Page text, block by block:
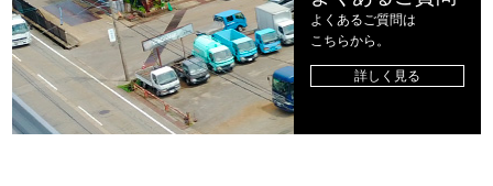
よくあるご質問は
こちらから。
詳しく見る